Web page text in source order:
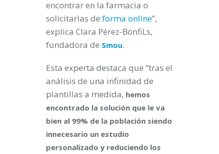
encontrar en la farmacia o
solicitarlas de forma online”,
explica Clara Pérez-BonfiLs,
fundadora de Smou.
Esta experta destaca que “tras el
análisis de una infinidad de
plantillas a medida, hemos
encontrado la solución que le va
bien al 99% de la población siendo
innecesario un estudio
personalizado y reduciendo los